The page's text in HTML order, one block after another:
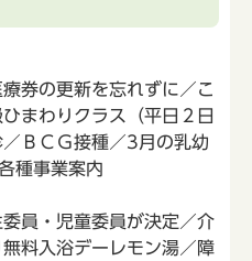
券の更新を忘れずに／こ
まわりクラス（平日２日
ＢＣＧ接種／3月の乳幼
種事業案内
員・児童委員が決定／介
料入浴デーレモン湯／障